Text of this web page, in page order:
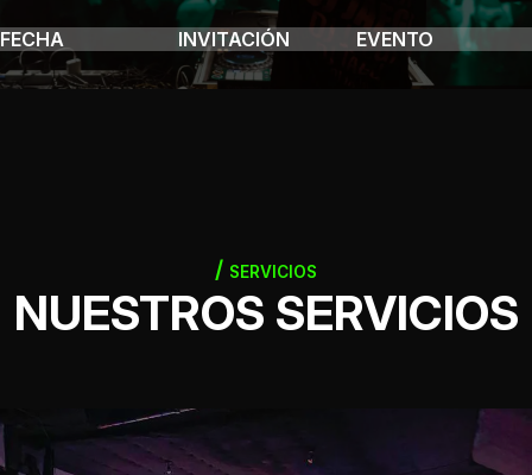
FECHA INVITACIÓN EVENTO
SERVICIOS
NUESTROS SERVICIOS